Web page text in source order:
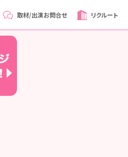
取材/出演お問合せ リクルート